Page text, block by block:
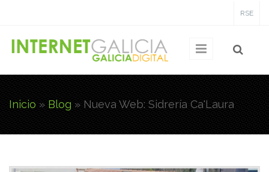
RSE
Usted está aquí
Inicio » Blog » Nueva Web: Sidrería Ca'Laura